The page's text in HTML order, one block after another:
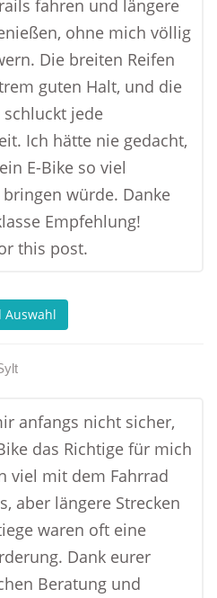
fahren und längere
ohne mich völlig
Die breiten Reifen
guten Halt, und die
schluckt jede
Ich hätte nie gedacht,
E-Bike so viel
bringen würde. Danke
Empfehlung!
this post.
Auswahl
anfangs nicht sicher,
das Richtige für mich
viel mit dem Fahrrad
aber längere Strecken
waren oft eine
Dank eurer
Beratung und